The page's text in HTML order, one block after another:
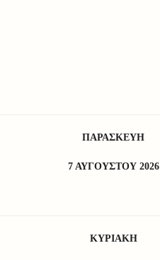
ΠΑΡΑΣΚΕΥΗ
7 ΑΥΓΟΥΣΤΟΥ 2026
ΚΥΡΙΑΚΗ